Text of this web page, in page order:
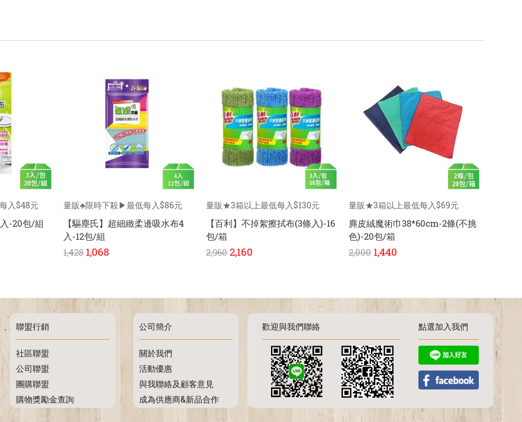
入$48元
-20包/組
量販♣限時下殺▶最低每入$86元
【驅塵氏】超細緻柔邊吸水布4
入-12包/組
1,428 1,068
量販★3箱以上最低每入$130元
【百利】不掉絮擦拭布(3條入)-16
包/箱
2,960 2,160
量販★3箱以上最低每入$69元
麂皮絨魔術巾38*60cm-2條(不挑
色)-20包/箱
2,000 1,440
聯盟行銷
社區聯盟
公司聯盟
團購聯盟
購物獎勵金查詢
公司簡介
關於我們
活動優惠
與我聯絡及顧客意見
成為供應商&新品合作
歡迎與我們聯絡 點選加入我們